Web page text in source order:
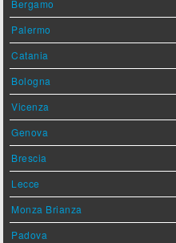
Bergamo
Palermo
Catania
Bologna
Vicenza
Genova
Brescia
Lecce
Monza Brianza
Padova